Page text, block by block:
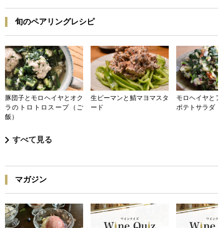
旬のペアリングレシピ
豚団子とモロヘイヤとオク
ラのトロトロスープ（ご
飯）
生ピーマンと鯖マヨマスタ
ード
モロヘイヤと
ポテトサラダ
すべて見る
マガジン